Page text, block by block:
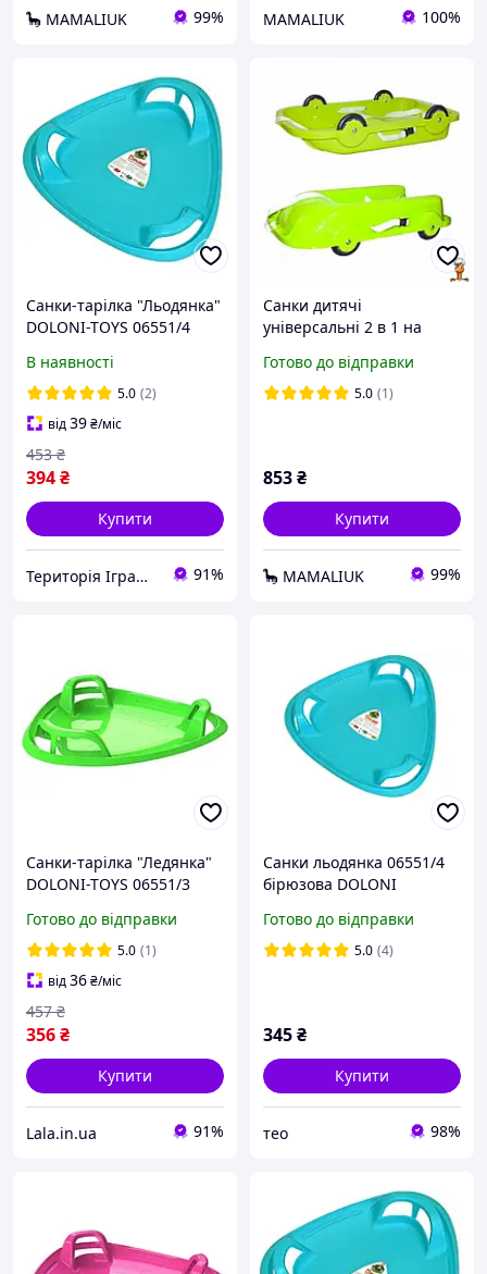
🦕 MAMALIUK 99% MAMALIUK 100%
Санки-тарілка "Льодянка"
DOLONI-TOYS 06551/4
В наявності
5.0 (2)
від39₴/міс
394₴
453 ₴
Купити
Територія Іграшок 91%
Санки дитячі
універсальні 2 в 1 на
Doloni 06550/1
Готово до відправки
5.0 (1)
853₴
Купити
🦕 MAMALIUK 99%
Санки-тарілка "Ледянка"
DOLONI-TOYS 06551/3
Готово до відправки
5.0 (1)
від36₴/міс
356₴
457 ₴
Купити
Lala.in.ua 91%
Санки льодянка 06551/4
бірюзова DOLONI
Готово до відправки
5.0 (4)
345₴
Купити
тео 98%